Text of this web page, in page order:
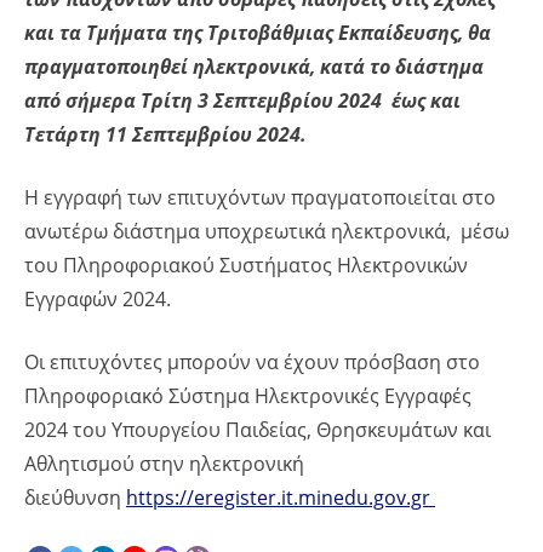
και τα Τμήματα της Τριτοβάθμιας Εκπαίδευσης, θα
πραγματοποιηθεί ηλεκτρονικά, κατά το διάστημα
από σήμερα Τρίτη 3 Σεπτεμβρίου 2024 έως και
Τετάρτη 11 Σεπτεμβρίου 2024.
Η εγγραφή των επιτυχόντων πραγματοποιείται στο
ανωτέρω διάστημα υποχρεωτικά ηλεκτρονικά, μέσω
του Πληροφοριακού Συστήματος Ηλεκτρονικών
Εγγραφών 2024.
Οι επιτυχόντες μπορούν να έχουν πρόσβαση στο
Πληροφοριακό Σύστημα Ηλεκτρονικές Εγγραφές
2024 του Υπουργείου Παιδείας, Θρησκευμάτων και
Αθλητισμού στην ηλεκτρονική
διεύθυνση https://eregister.it.minedu.gov.gr